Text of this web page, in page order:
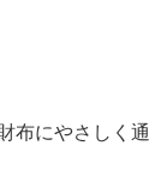
布にやさしく通